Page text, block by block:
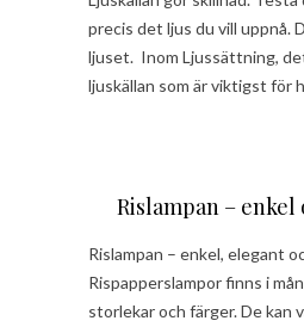
precis det ljus du vill uppnå.
ljuset. Inom Ljussättning,
ljuskällan som är viktigst för
Rislampan –
Rislampan – enkel, elegant
Rispapperslampor finns i
storlekar och färger. De kan